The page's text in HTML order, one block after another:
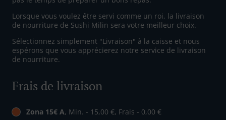
Lorsque vous voulez être servi comme un roi, la livraison
de nourriture de Sushi Milin sera votre meilleur choix.
Sélectionnez simplement "Livraison" à la caisse et nous
espérons que vous apprécierez notre service de livraison
de nourriture.
Frais de livraison
Zona 15€ A, Min. - 15,00 €, Frais - 0,00 €